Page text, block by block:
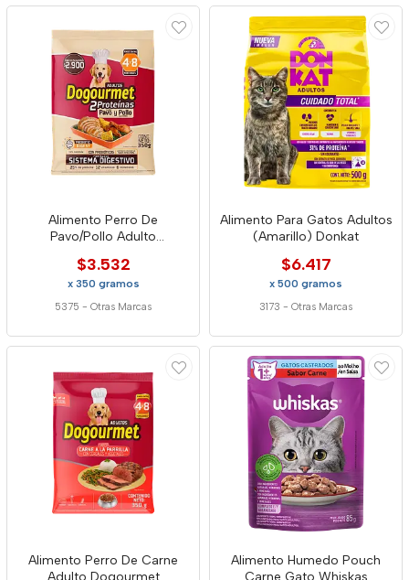
Alimento Perro De
Pavo/Pollo Adulto
$3.532
x 350 gramos
5375 - Otras Marcas
Alimento Para Gatos Adultos
(Amarillo) Donkat
$6.417
x 500 gramos
3173 - Otras Marcas
Alimento Perro De Carne
Adulto Dogourmet
Alimento Humedo Pouch
Carne Gato Whiskas